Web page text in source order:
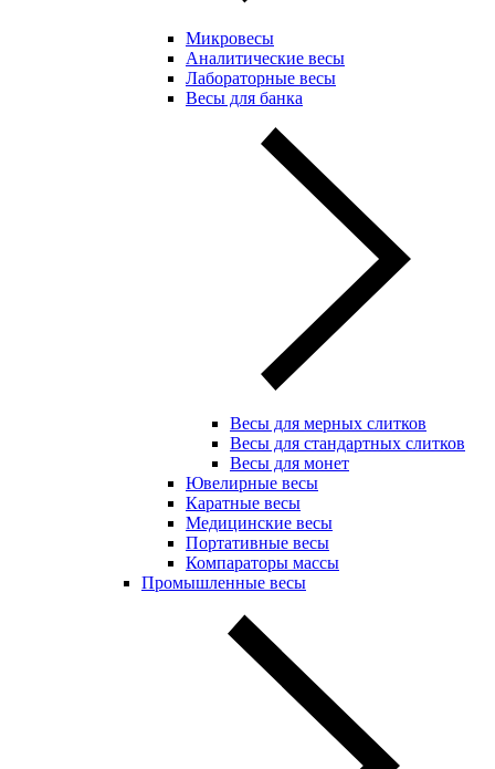
Микровесы
Аналитические весы
Лабораторные весы
Весы для банка
Весы для мерных слитков
Весы для стандартных слитков
Весы для монет
Ювелирные весы
Каратные весы
Медицинские весы
Портативные весы
Компараторы массы
Промышленные весы